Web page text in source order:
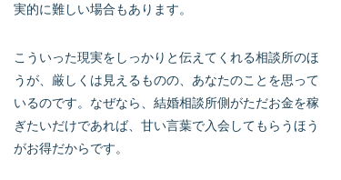
実的に難しい場合もあります。
こういった現実をしっかりと伝えてくれる相談所のほ
うが、厳しくは見えるものの、あなたのことを思って
いるのです。なぜなら、結婚相談所側がただお金を稼
ぎたいだけであれば、甘い言葉で入会してもらうほう
がお得だからです。